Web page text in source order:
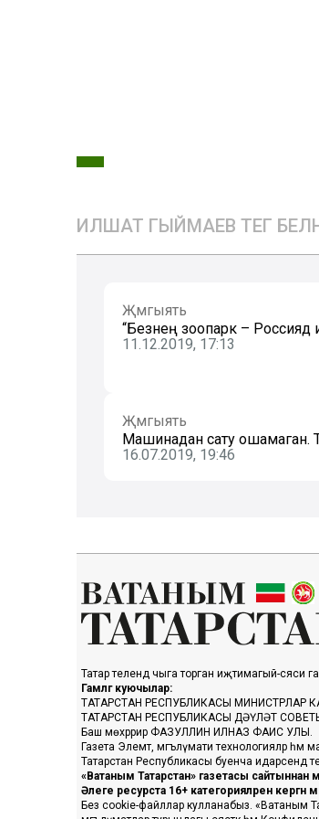
ИЛШАТ ГЫЙМАЕВ ТЕГ
Җәмгыять
“Безнең зоопарк – Россиядә
11.12.2019, 17:13
Җәмгыять
Машинадан сату ошамаган.
16.07.2019, 19:46
Татар телендә чыга торган иҗтимагый-сәяси
Гамәлгә куючылар:
ТАТАРСТАН РЕСПУБЛИКАСЫ МИНИСТРЛАР
ТАТАРСТАН РЕСПУБЛИКАСЫ ДӘҮЛӘТ
Баш мөхәррир ФАЗУЛЛИН ИЛНАЗ ФАИС УЛЫ.
Газета Элемтә, мәгълүмати технологияләр һәм
Татарстан Республикасы буенча идарәсендә
«Ватаным Татарстан» газетасы сайтыннан
Әлеге ресурста 16+ категорияләренә
Без cookie-файллар кулланабыз. «Ватаным